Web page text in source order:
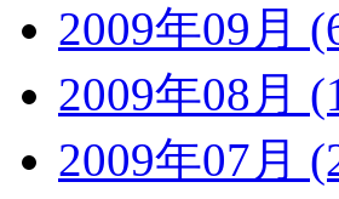
2009年09月
2009年08月
2009年07月